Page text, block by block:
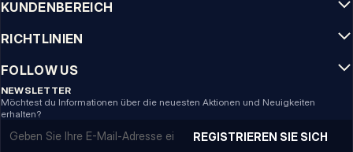
KUNDENBEREICH
RICHTLINIEN
FOLLOW US
NEWSLETTER
Möchtest du Informationen über die neuesten Aktionen und Neuigkeiten
erhalten?
REGISTRIEREN SIE SICH